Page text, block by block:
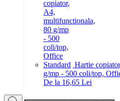
Hartie
g/mp - 500 coli/top,
De la 16,65 Lei